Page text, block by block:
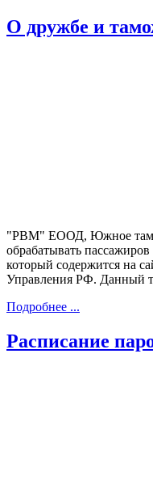
О дружбе и
"PBM" ЕООД, Южное
обрабатывать
который содержится на
Управления РФ. Данный
Подробнее ...
Расписание